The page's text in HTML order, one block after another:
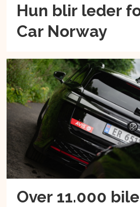
Hun blir leder
Car Norway
Over 11.000